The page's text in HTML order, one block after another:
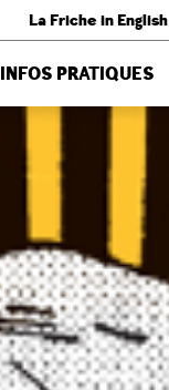
La Friche in English
INFOS PRATIQUES